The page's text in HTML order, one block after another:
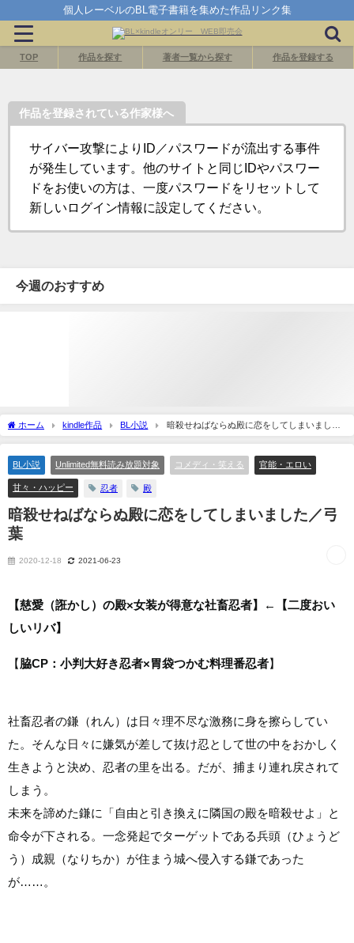
個人レーベルのBL電子書籍を集めた作品リンク集
TOP 作品を探す 著者一覧から探す 作品を登録する
作品を登録されている作家様へ
サイバー攻撃によりID／パスワードが流出する事件
が発生しています。他のサイトと同じIDやパスワー
ドをお使いの方は、一度パスワードをリセットして
新しいログイン情報に設定してください。
今週のおすすめ
ホーム kindle作品 BL小説
暗殺せねばならぬ殿に恋をしてしまいました
／弓葉
BL小説 Unlimited無料読み放題対象 コメディ・笑える 官能・エロい
甘々・ハッピー 忍者 殿
暗殺せねばならぬ殿に恋をしてしまいました／弓
葉
2020-12-18 2021-06-23
【慈愛（誑かし）の殿×女装が得意な社畜忍者】←【二度おい
しいリバ】
【脇CP：小判大好き忍者×胃袋つかむ料理番忍者】
社畜忍者の鎌（れん）は日々理不尽な激務に身を擦らしてい
た。そんな日々に嫌気が差して抜け忍として世の中をおかしく
生きようと決め、忍者の里を出る。だが、捕まり連れ戻されて
しまう。
未来を諦めた鎌に「自由と引き換えに隣国の殿を暗殺せよ」と
命令が下される。一念発起でターゲットである兵頭（ひょうど
う）成親（なりちか）が住まう城へ侵入する鎌であった
が……。